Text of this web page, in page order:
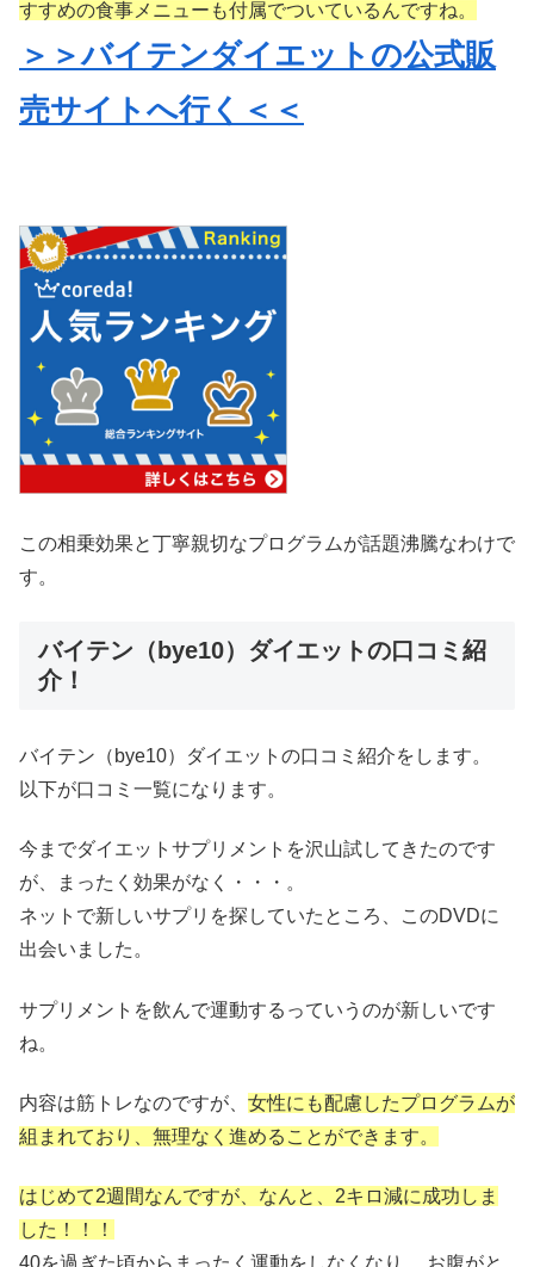
すすめの食事メニューも付属でついているんですね。
＞＞バイテンダイエットの公式販
売サイトへ行く＜＜
この相乗効果と丁寧親切なプログラムが話題沸騰なわけで
す。
バイテン（bye10）ダイエットの口コミ紹
介！
バイテン（bye10）ダイエットの口コミ紹介をします。
以下が口コミ一覧になります。
今までダイエットサプリメントを沢山試してきたのです
が、まったく効果がなく・・・。
ネットで新しいサプリを探していたところ、このDVDに
出会いました。
サプリメントを飲んで運動するっていうのが新しいです
ね。
内容は筋トレなのですが、 女性にも配慮したプログラムが
組まれており、無理なく進めることができます。
はじめて2週間なんですが、なんと、2キロ減に成功しま
した！！！